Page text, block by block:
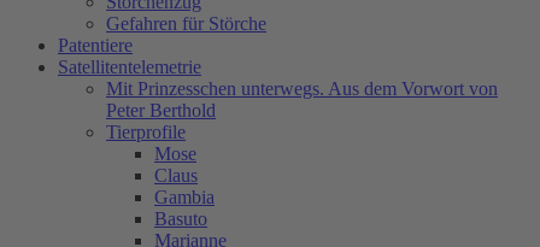
Gefahren für Störche
Patentiere
Satellitentelemetrie
Mit Prinzesschen unterwegs. Aus dem Vorwort von
Peter Berthold
Tierprofile
Mose
Claus
Gambia
Basuto
Marianne